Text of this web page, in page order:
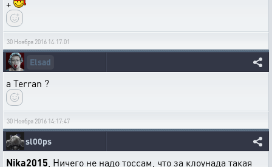
+
30 Ноября 2016 14:17:01
Elsad
a Terran ?
30 Ноября 2016 14:17:47
sl00ps
Nika2015 , Ничего не надо тоссам, что за клоунада такая